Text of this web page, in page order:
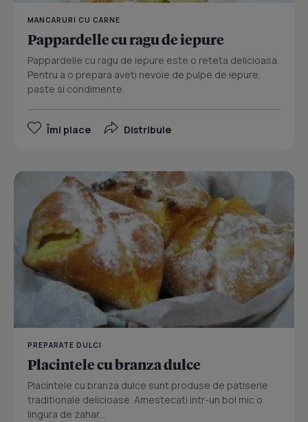
MANCARURI CU CARNE
Pappardelle cu ragu de iepure
Pappardelle cu ragu de iepure este o reteta delicioasa.
Pentru a o prepara aveti nevoie de pulpe de iepure,
paste si condimente.
Îmi place Distribuie
PREPARATE DULCI
Placintele cu branza dulce
Placintele cu branza dulce sunt produse de patiserie
traditionale delicioase. Amestecati intr-un bol mic o
lingura de zahar...